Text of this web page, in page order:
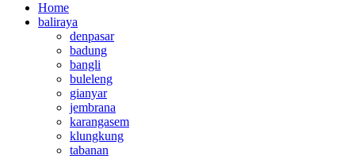
Home
baliraya
denpasar
badung
bangli
buleleng
gianyar
jembrana
karangasem
klungkung
tabanan